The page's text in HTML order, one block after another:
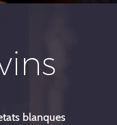
blanques